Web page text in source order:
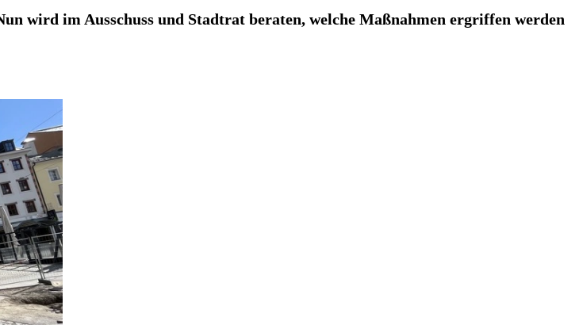
wird im Ausschuss und Stadtrat beraten, welche Maßnahmen ergriffen werden